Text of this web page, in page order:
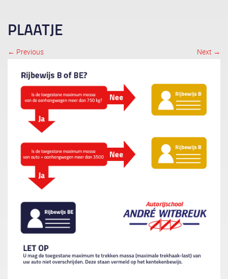
PLAATJE
Image navigation
← Previous Next →